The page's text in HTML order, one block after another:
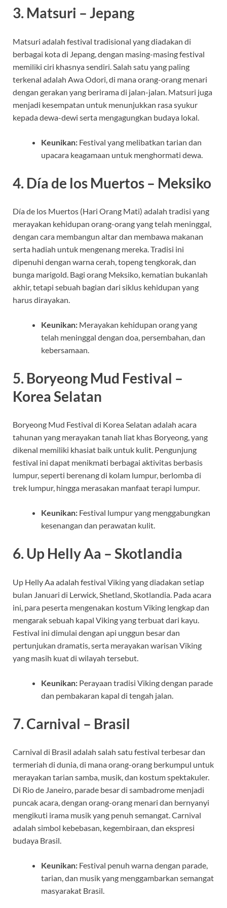
3. Matsuri – Jepang
Matsuri adalah festival tradisional yang diadakan di
berbagai kota di Jepang, dengan masing-masing festival
memiliki ciri khasnya sendiri. Salah satu yang paling
terkenal adalah Awa Odori, di mana orang-orang menari
dengan gerakan yang berirama di jalan-jalan. Matsuri juga
menjadi kesempatan untuk menunjukkan rasa syukur
kepada dewa-dewi serta mengagungkan budaya lokal.
Keunikan: Festival yang melibatkan tarian dan
upacara keagamaan untuk menghormati dewa.
4. Día de los Muertos – Meksiko
Día de los Muertos (Hari Orang Mati) adalah tradisi yang
merayakan kehidupan orang-orang yang telah meninggal,
dengan cara membangun altar dan membawa makanan
serta hadiah untuk mengenang mereka. Tradisi ini
dipenuhi dengan warna cerah, topeng tengkorak, dan
bunga marigold. Bagi orang Meksiko, kematian bukanlah
akhir, tetapi sebuah bagian dari siklus kehidupan yang
harus dirayakan.
Keunikan: Merayakan kehidupan orang yang
telah meninggal dengan doa, persembahan, dan
kebersamaan.
5. Boryeong Mud Festival –
Korea Selatan
Boryeong Mud Festival di Korea Selatan adalah acara
tahunan yang merayakan tanah liat khas Boryeong, yang
dikenal memiliki khasiat baik untuk kulit. Pengunjung
festival ini dapat menikmati berbagai aktivitas berbasis
lumpur, seperti berenang di kolam lumpur, berlomba di
trek lumpur, hingga merasakan manfaat terapi lumpur.
Keunikan: Festival lumpur yang menggabungkan
kesenangan dan perawatan kulit.
6.Up Helly Aa – Skotlandia
Up Helly Aa adalah festival Viking yang diadakan setiap
bulan Januari di Lerwick, Shetland, Skotlandia. Pada acara
ini, para peserta mengenakan kostum Viking lengkap dan
mengarak sebuah kapal Viking yang terbuat dari kayu.
Festival ini dimulai dengan api unggun besar dan
pertunjukan dramatis, serta merayakan warisan Viking
yang masih kuat di wilayah tersebut.
Keunikan: Perayaan tradisi Viking dengan parade
dan pembakaran kapal di tengah jalan.
7.Carnival – Brasil
Carnival di Brasil adalah salah satu festival terbesar dan
termeriah di dunia, di mana orang-orang berkumpul untuk
merayakan tarian samba, musik, dan kostum spektakuler.
Di Rio de Janeiro, parade besar di sambadrome menjadi
puncak acara, dengan orang-orang menari dan bernyanyi
mengikuti irama musik yang penuh semangat. Carnival
adalah simbol kebebasan, kegembiraan, dan ekspresi
budaya Brasil.
Keunikan: Festival penuh warna dengan parade,
tarian, dan musik yang menggambarkan semangat
masyarakat Brasil.